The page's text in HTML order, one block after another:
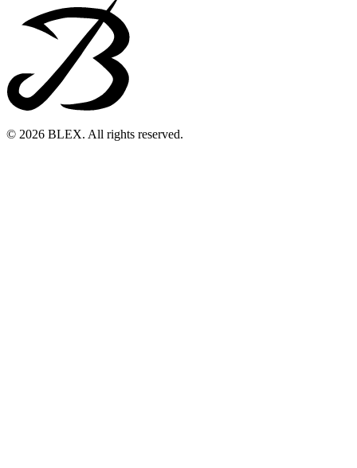
© 2026 BLEX. All rights reserved.